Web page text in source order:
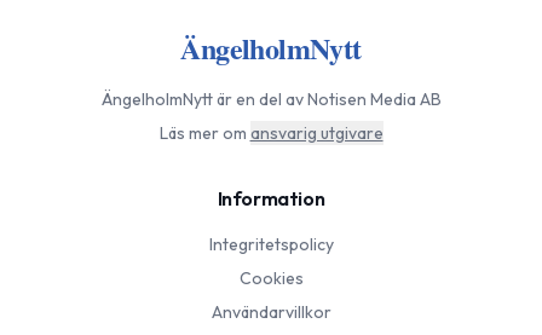
ÄngelholmNytt
ÄngelholmNyttär en del av Notisen Media AB
Läs mer om ansvarig utgivare
Information
Integritetspolicy
Cookies
Användarvillkor